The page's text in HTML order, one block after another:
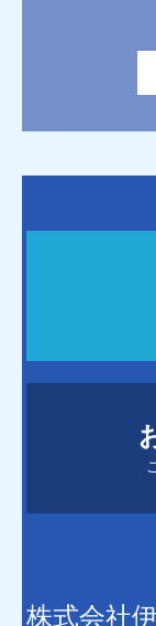
株式会社